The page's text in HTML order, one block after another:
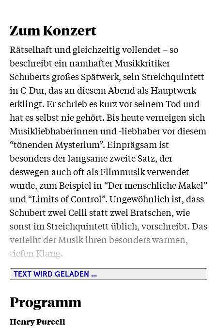
Zum Konzert
Rätselhaft und gleichzeitig vollendet – so
beschreibt ein namhafter Musikkritiker
Schuberts großes Spätwerk, sein Streichquintett
in C-Dur, das an diesem Abend als Hauptwerk
erklingt. Er schrieb es kurz vor seinem Tod und
hat es selbst nie gehört. Bis heute verneigen sich
Musikliebhaberinnen und -liebhaber vor diesem
“tönenden Mysterium”. Einprägsam ist
besonders der langsame zweite Satz, der
deswegen auch oft als Filmmusik verwendet
wurde, zum Beispiel in “Der menschliche Makel”
und “Limits of Control”. Ungewöhnlich ist, dass
Schubert zwei Celli statt zwei Bratschen, wie
sonst im Streichquintett üblich, vorschreibt. Das
verleiht der Musik ihren besonders warmen,
tiefen Klang.
TEXT WIRD GELADEN ...
Programm
Henry Purcell